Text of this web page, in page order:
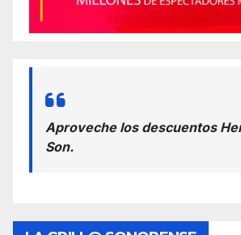
Aproveche los descuentos
Son.